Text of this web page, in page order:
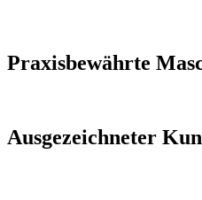
Praxisbewährte
Ausgezeichneter